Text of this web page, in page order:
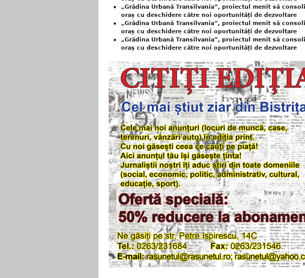
„Grădina Urbană Transilvania”, proiectul menit să
oraș cu deschidere către noi oportunități de dezvoltare
„Grădina Urbană Transilvania”, proiectul menit să
oraș cu deschidere către noi oportunități de dezvoltare
„Grădina Urbană Transilvania”, proiectul menit să
oraș cu deschidere către noi oportunități de dezvoltare